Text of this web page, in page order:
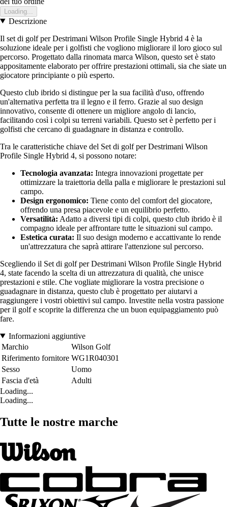
Loading...
Descrizione
Il set di golf per Destrimani Wilson Profile Single Hybrid 4 è la
soluzione ideale per i golfisti che vogliono migliorare il loro gioco sul
percorso. Progettato dalla rinomata marca Wilson, questo set è stato
appositamente elaborato per offrire prestazioni ottimali, sia che siate un
giocatore principiante o più esperto.
Questo club ibrido si distingue per la sua facilità d'uso, offrendo
un'alternativa perfetta tra il legno e il ferro. Grazie al suo design
innovativo, consente di ottenere un migliore angolo di lancio,
facilitando così i colpi su terreni variabili. Questo set è perfetto per i
golfisti che cercano di guadagnare in distanza e controllo.
Tra le caratteristiche chiave del Set di golf per Destrimani Wilson
Profile Single Hybrid 4, si possono notare:
Tecnologia avanzata: Integra innovazioni progettate per
ottimizzare la traiettoria della palla e migliorare le prestazioni sul
campo.
Design ergonomico: Tiene conto del comfort del giocatore,
offrendo una presa piacevole e un equilibrio perfetto.
Versatilità: Adatto a diversi tipi di colpi, questo club ibrido è il
compagno ideale per affrontare tutte le situazioni sul campo.
Estetica curata: Il suo design moderno e accattivante lo rende
un'attrezzatura che saprà attirare l'attenzione sul percorso.
Scegliendo il Set di golf per Destrimani Wilson Profile Single Hybrid
4, state facendo la scelta di un attrezzatura di qualità, che unisce
prestazioni e stile. Che vogliate migliorare la vostra precisione o
guadagnare in distanza, questo club è progettato per aiutarvi a
raggiungere i vostri obiettivi sul campo. Investite nella vostra passione
per il golf e scoprite la differenza che un buon equipaggiamento può
fare.
Informazioni aggiuntive
Marchio
Wilson Golf
Riferimento fornitore WG1R040301
Sesso
Uomo
Fascia d'età
Adulti
Loading...
Loading...
Tutte le nostre marche